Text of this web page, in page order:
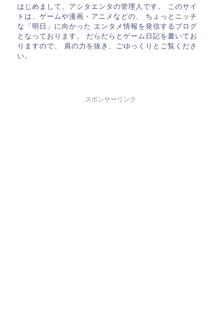
はじめまして。アシタエンタの管理人です。 このサイ
トは、ゲームや漫画・アニメなどの、 ちょっとニッチ
な「明日」に向かった エンタメ情報を発信するブログ
となっております。 だらだらとゲーム日記を書いてお
りますので、 肩の力を抜き、ごゆっくりとご覧くださ
い。
スポンサーリンク